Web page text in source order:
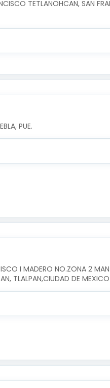
TETLANOHCAN, SAN
PUE.
I MADERO NO.ZONA 2
TLALPAN,CIUDAD DE MEXICO